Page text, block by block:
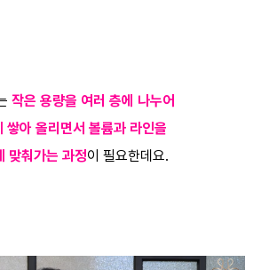
작은 용량을 여러 층에 나누어
쌓아 올리면서 볼륨과 라인을
맞춰가는 과정이 필요한데요.